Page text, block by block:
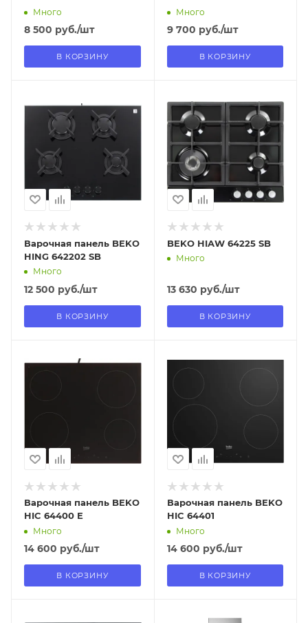
Много
8 500 руб./шт
В КОРЗИНУ
Много
9 700 руб./шт
В КОРЗИНУ
10.08.2026
В наличии в пункте
самовывоза
Варочная панель BEKO
HING 642202 SB
Много
12 500 руб./шт
В КОРЗИНУ
10.08.2026
В наличии в пункте
самовывоза
Да
BEKO HIAW 64225 SB
Много
13 630 руб./шт
В КОРЗИНУ
Варочная панель BEKO
HIC 64400 E
Много
14 600 руб./шт
В КОРЗИНУ
Отправим
18.08.2026
В наличии в пункте
самовывоза
Нет
Варочная панель BEKO
HIC 64401
Много
14 600 руб./шт
В КОРЗИНУ
Отправим